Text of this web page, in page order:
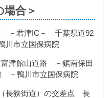
場合＞
－君津IC－ 千葉県道92
川市立国保病院
津館山道路 －鋸南保田
－鴨川市立国保病院
長狭街道）の交差点 長